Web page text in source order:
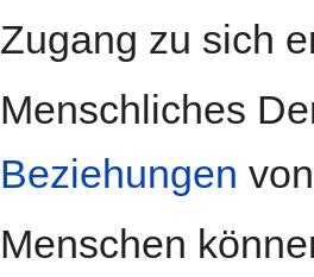
Zugang zu sich
Menschliches
Beziehungen
Menschen